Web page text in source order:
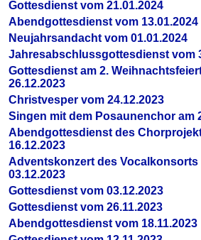
Gottesdienst vom 21.01.2024
Abendgottesdienst vom 13.01.2024
Neujahrsandacht vom 01.01.2024
Jahresabschlussgottesdienst vom
Gottesdienst am 2.
26.12.2023
Christvesper vom 24.12.2023
Singen mit dem Posaunenchor am
Abendgottesdienst des
16.12.2023
Adventskonzert des Vocalkonsorts
03.12.2023
Gottesdienst vom 03.12.2023
Gottesdienst vom 26.11.2023
Abendgottesdienst vom 18.11.2023